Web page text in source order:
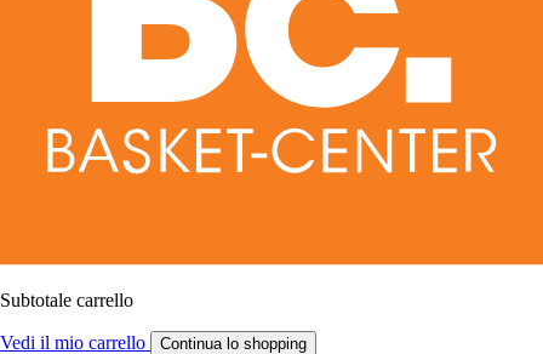
Subtotale carrello
Vedi il mio carrello Continua lo shopping